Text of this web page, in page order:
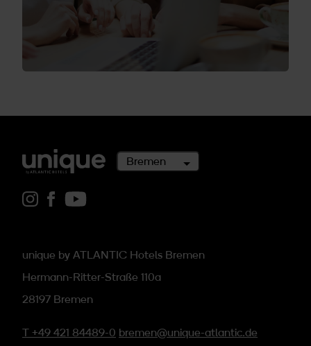
Bremen
Link zu Instagram
Link zu Facebook
unique by ATLANTIC Hotels Bremen
Hermann-Ritter-Straße 110a
28197 Bremen
T +49 421 84489-0 bremen@unique-atlantic.de